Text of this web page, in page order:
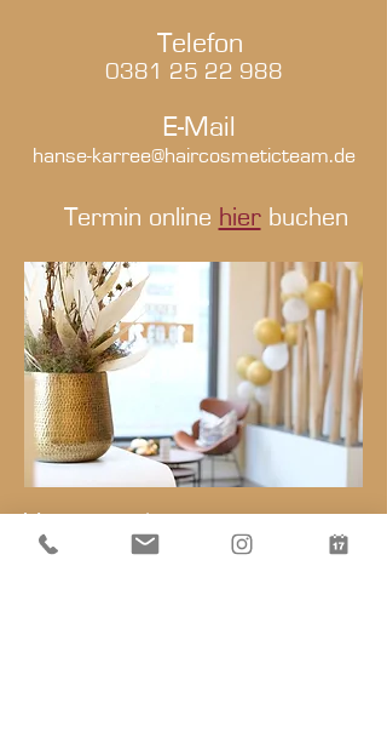
Telefon
0381 25 22 988
E-Mail
hanse-karree@haircosmeticteam.de
Termin online hierbuchen
Vorname